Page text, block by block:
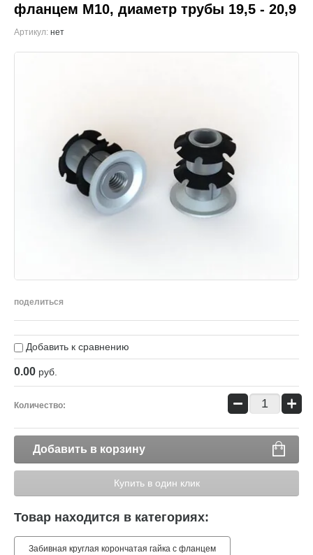
фланцем М10, диаметр трубы 19,5 - 20,9
Артикул: нет
поделиться
Добавить к сравнению
0.00 руб.
Количество: − +
Добавить в корзину
Купить в один клик
Товар находится в категориях:
Забивная круглая корончатая гайка с фланцем